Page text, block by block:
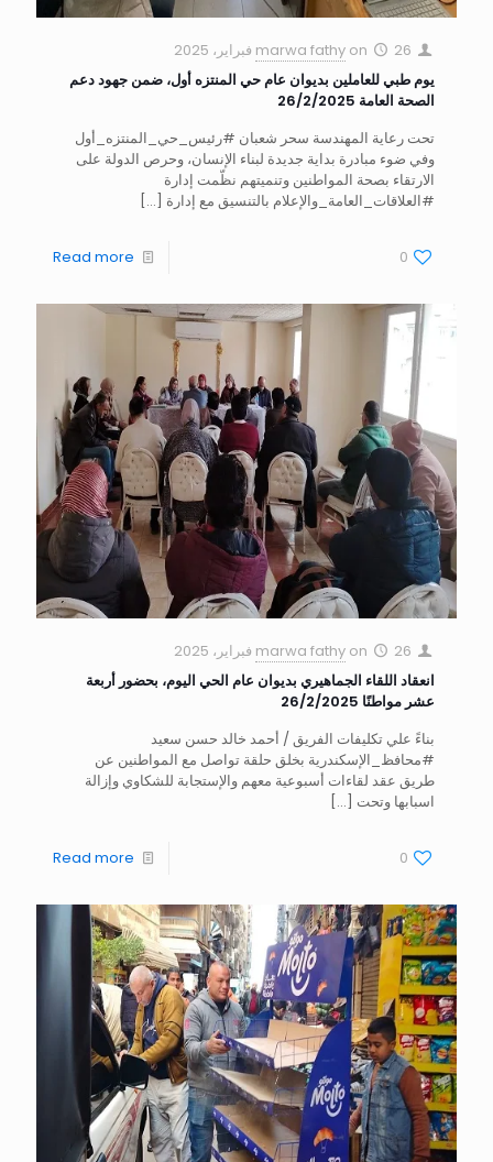
marwa fathy on
26 فبراير، 2025
يوم طبي للعاملين بديوان عام حي المنتزه أول، ضمن جهود دعم
الصحة العامة 26/2/2025
تحت رعاية المهندسة سحر شعبان #رئيس_حي_المنتزه_أول
وفي ضوء مبادرة بداية جديدة لبناء الإنسان، وحرص الدولة على
الارتقاء بصحة المواطنين وتنميتهم نظّمت إدارة
#العلاقات_العامة_والإعلام بالتنسيق مع إدارة […]
0
Read more
marwa fathy on
26 فبراير، 2025
انعقاد اللقاء الجماهيري بديوان عام الحي اليوم، بحضور أربعة
عشر مواطنًا 26/2/2025
بناءً علي تكليفات الفريق / أحمد خالد حسن سعيد
#محافظ_الإسكندرية بخلق حلقة تواصل مع المواطنين عن
طريق عقد لقاءات أسبوعية معهم والإستجابة للشكاوي وإزالة
اسبابها وتحت […]
0
Read more